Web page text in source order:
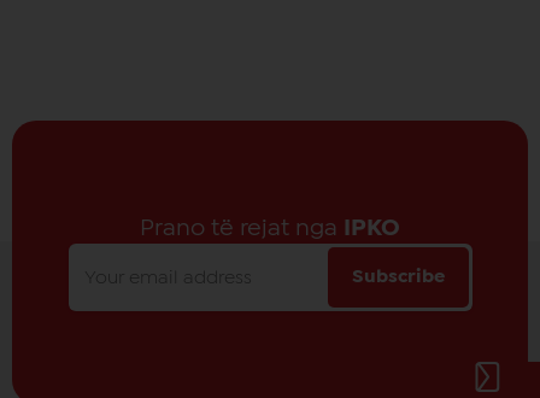
Prano të rejat nga IPKO
Subscribe